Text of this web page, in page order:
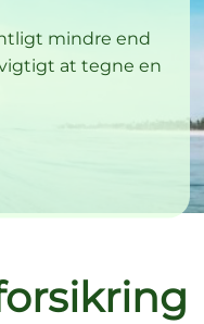
mindre end
at tegne en